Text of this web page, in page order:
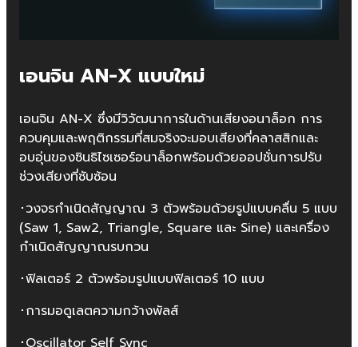
เอนจิน AN-X แบบใหม่
เอนจิน AN-X ซึ่งมีวิวัฒนาการในด้านเสียงอนาล็อก การ
ควบคุมและพฤติกรรมที่สมจริงจะมอบเสียงที่คลาสสิกและ
อบอุ่นของซินธิไซเซอร์อนาล็อกพร้อมด้วยออปชั่นการปรับ
ช่วงเสียงที่ซับซ้อน
･วงจรกําเนิดสัญญาณ 3 ตัวพร้อมด้วยรูปแบบคลื่น 5 แบบ
(Saw 1, Saw2, Triangle, Square และ Sine) และเครื่อง
กำเนิดสัญญาณรบกวน
･ฟิลเตอร์ 2 ตัวพร้อมรูปแบบฟิลเตอร์ 10 แบบ
･การมอดูเลตความกว้างพัลส์
･Oscillator Self Sync